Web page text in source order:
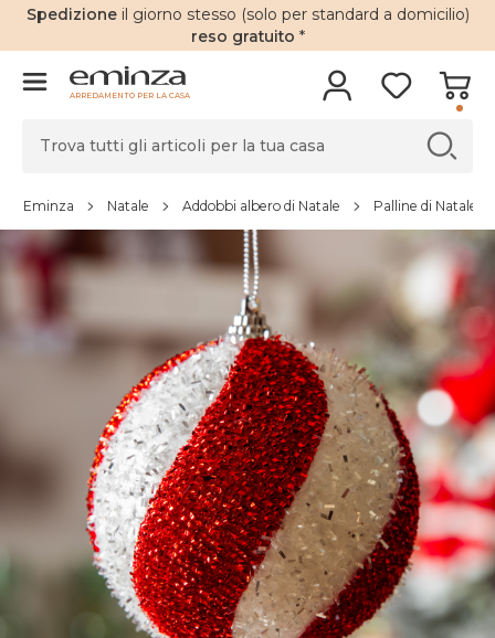
Spedizione il giorno stesso (solo per standard a domicilio)
reso gratuito *
ARREDAMENTO PER LA CASA
Eminza Natale Addobbi albero di Natale Palline di Natale